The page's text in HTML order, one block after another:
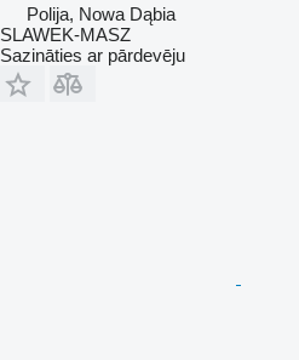
Polija, Nowa Dąbia
SLAWEK-MASZ
Sazināties ar pārdevēju